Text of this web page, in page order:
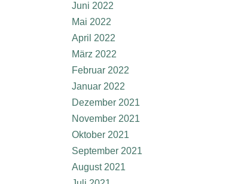
Juni 2022
Mai 2022
April 2022
März 2022
Februar 2022
Januar 2022
Dezember 2021
November 2021
Oktober 2021
September 2021
August 2021